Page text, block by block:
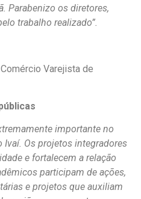
Parabenizo os diretores,
trabalho realizado”.
Varejista de
importante no
Os projetos integradores
e fortalecem a relação
participam de ações,
e projetos que auxiliam